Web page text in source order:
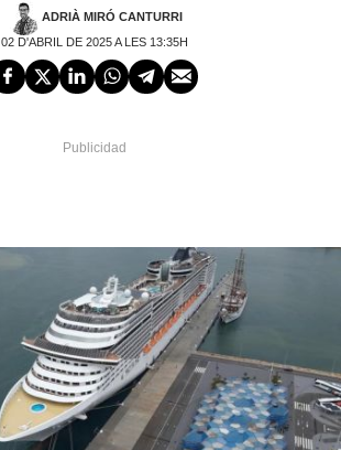
ADRIÀ MIRÓ CANTURRI
02 D'ABRIL DE 2025 A LES 13:35H